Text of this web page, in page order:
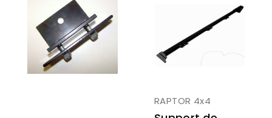
RAPTOR 4x4